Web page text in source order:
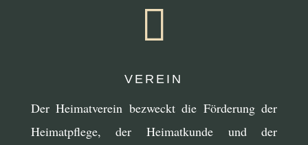

VEREIN
Der Heimatverein bezweckt die Förderung der
Heimatpflege, der Heimatkunde und der